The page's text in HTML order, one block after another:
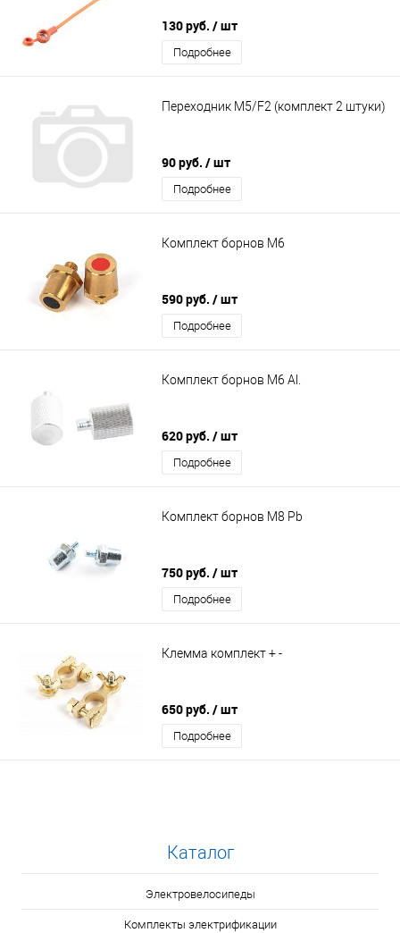
130 руб. / шт
Подробнее
Переходник M5/F2 (комплект 2 штуки)
90 руб. / шт
Подробнее
Комплект борнов М6
590 руб. / шт
Подробнее
Комплект борнов М6 Al.
620 руб. / шт
Подробнее
Комплект борнов М8 Pb
750 руб. / шт
Подробнее
Клемма комплект + -
650 руб. / шт
Подробнее
Каталог
Электровелосипеды
Комплекты электрификации